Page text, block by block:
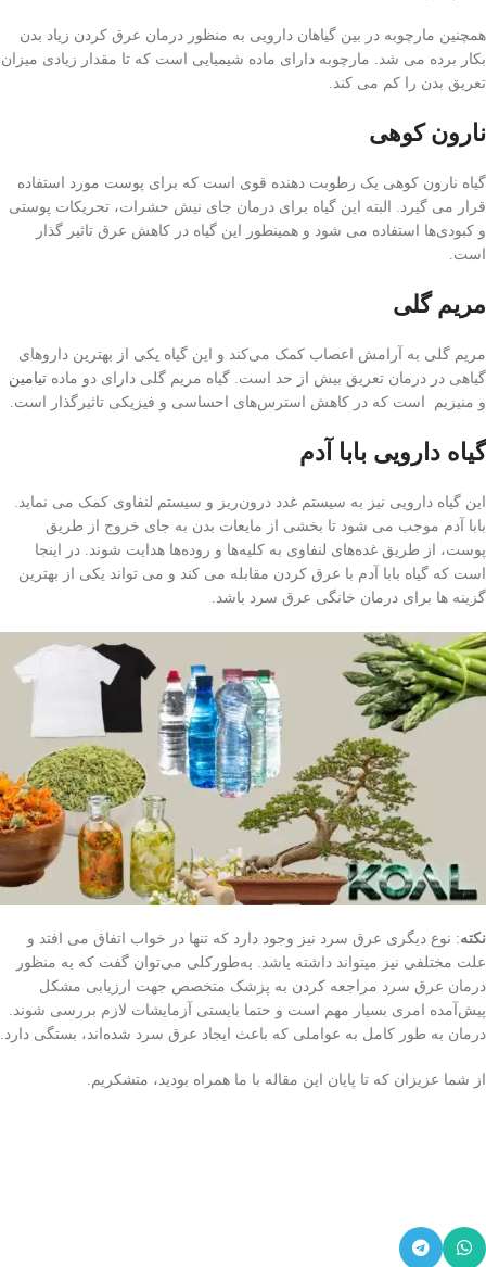
همچنین مارچوبه در بین گیاهان دارویی به منظور درمان عرق کردن زیاد بدن
بکار برده می شد. مارچوبه دارای ماده شیمیایی است که تا مقدار زیادی میزان
تعریق بدن را کم می کند.
نارون کوهی
گیاه نارون کوهی یک رطوبت دهنده قوی است که برای پوست مورد استفاده
قرار می گیرد. البته این گیاه برای درمان جای نیش حشرات، تحریکات پوستی
و کبودی‌ها استفاده می شود و همینطور این گیاه در کاهش عرق تاثیر گذار
است.
مریم ‌گلی
مریم ‌گلی به آرامش اعصاب کمک می‌کند و این گیاه یکی از بهترین داروهای
گیاهی در درمان تعریق بیش از حد است. گیاه مریم گلی دارای دو ماده تیامین
و منیزیم است که در کاهش استرس‌های احساسی و فیزیکی تاثیرگذار است.
گیاه دارویی بابا آدم
این گیاه دارویی نیز به سیستم غدد درون‌ریز و سیستم لنفاوی کمک می نماید.
بابا آدم موجب می شود تا بخشی از مایعات بدن به جای خروج از طریق
پوست، از طریق غده‌های لنفاوی به کلیه‌ها و روده‌ها هدایت شوند. در اینجا
است که گیاه بابا آدم با عرق کردن مقابله می کند و می تواند یکی از بهترین
گزینه ها برای درمان خانگی عرق سرد باشد.
نکته: نوع دیگری عرق سرد نیز وجود دارد که تنها در خواب اتفاق می افتد و
علت مختلفی نیز میتواند داشته باشد. به‌طورکلی می‌توان گفت که به منظور
درمان عرق سرد مراجعه کردن به پزشک متخصص جهت ارزیابی مشکل
پیش‌آمده امری بسیار مهم است و حتما بایستی آزمایشات لازم بررسی شوند.
درمان به طور کامل به عواملی که باعث ایجاد عرق سرد شده‌اند، بستگی دارد.
از شما عزیزان که تا پایان این مقاله با ما همراه بودید، متشکریم.